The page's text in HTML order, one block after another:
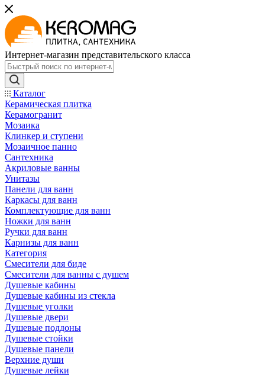
Интернет-магазин представительского класса
Каталог
Керамическая плитка
Керамогранит
Мозаика
Клинкер и ступени
Мозаичное панно
Сантехника
Акриловые ванны
Унитазы
Панели для ванн
Каркасы для ванн
Комплектующие для ванн
Ножки для ванн
Ручки для ванн
Карнизы для ванн
Категория
Смесители для биде
Смесители для ванны с душем
Душевые кабины
Душевые кабины из стекла
Душевые уголки
Душевые двери
Душевые поддоны
Душевые стойки
Душевые панели
Верхние души
Душевые лейки